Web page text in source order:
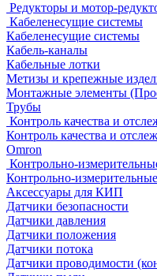
Редукторы и мотор-
Кабеленесущие системы
Кабеленесущие системы
Кабель-каналы
Кабельные лотки
Метизы и крепежные
Монтажные элементы
Трубы
Контроль качества и
Контроль качества и
Omron
Контрольно-
Контрольно-
Аксессуары для КИП
Датчики безопасности
Датчики давления
Датчики положения
Датчики потока
Датчики проводимости